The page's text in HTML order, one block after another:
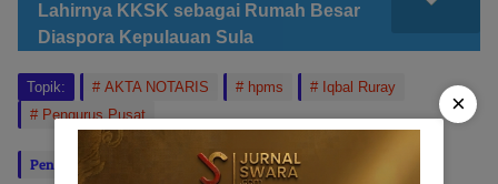
Lahirnya KKSK sebagai Rumah Besar
Diaspora Kepulauan Sula
Topik: AKTA NOTARIS hpms
Iqbal Ruray
Pengurus Pusat
Penulis: Ramadhan Ibrahim Editor: BABATOPA
×